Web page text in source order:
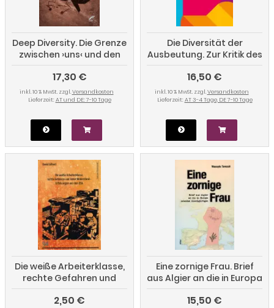
Deep Diversity. Die Grenze
zwischen ›uns‹ und den
›Anderen‹ überwinden
17,30 €
inkl. 10 % MwSt. zzgl.Versandkosten
Lieferzeit: AT und DE: 7-10 Tage
Die Diversität der
Ausbeutung. Zur Kritik des
herrschenden
Antirassismus
16,50 €
inkl. 10 % MwSt. zzgl.Versandkosten
Lieferzeit: AT 3-4 Tage, DE 7-10 Tage
Die weiße Arbeiterklasse,
rechte Gefahren und
linker Widerstand -
Erfahrungen aus den USA
2,50 €
Eine zornige Frau. Brief
aus Algier an die in Europa
lebenden Gleichgültigen
15,50 €